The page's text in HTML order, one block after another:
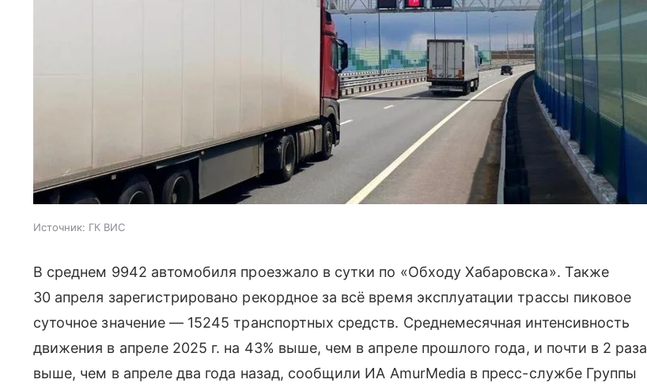
Источник: ГК ВИС
В среднем 9942 автомобиля проезжало в сутки по «Обходу Хабаровска». Также
30 апреля зарегистрировано рекордное за всё время эксплуатации трассы пиковое
суточное значение — 15245 транспортных средств. Среднемесячная интенсивность
движения в апреле 2025 г. на 43% выше, чем в апреле прошлого года, и почти в 2 раза
выше, чем в апреле два года назад, сообщили ИА AmurMedia в пресс-службе Группы